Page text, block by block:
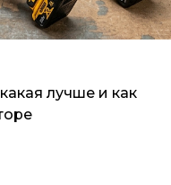
лучше и как